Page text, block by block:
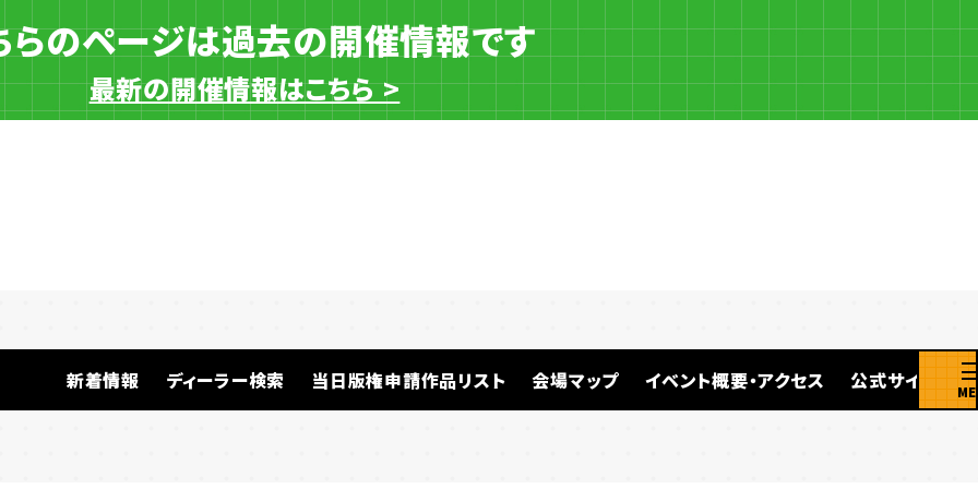
らのページは過去の開催情報です
最新の開催情報はこちら >
新着情報 ディーラー検索 当日版権申請作品リスト 会場マップ イベント概要・アクセス 公式サイト
一般ディーラー